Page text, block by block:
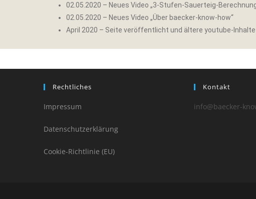
02.05.2020 – Neues Video „3-Stufen-Sauerteig-
02.05.2020 – Neues Video „Über baecker-know-how“
April 2020 – Seite veröffentlicht und ältere youtube-
Rechtliches
Impressum
Datenschutzerklärung
Cookie-Richtlinie (EU)
Kontakt
info@baecker-